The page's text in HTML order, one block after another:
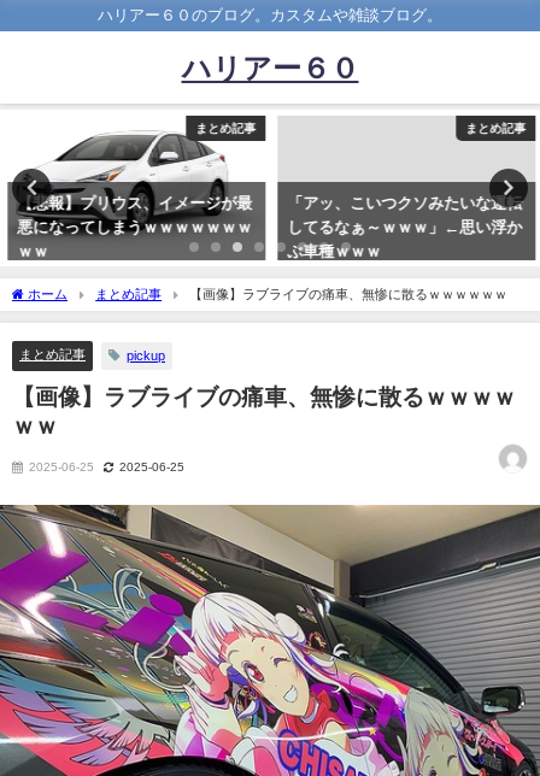
ハリアー６０のブログ。カスタムや雑談ブログ。
ハリアー６０
まとめ記事
【悲報】プリウス、イメージが最
悪になってしまうｗｗｗｗｗｗｗ
ｗｗ
まとめ記事
「アッ、こいつクソみたいな運転
してるなぁ～ｗｗｗ」←思い浮か
ぶ車種ｗｗｗ
ホーム まとめ記事 【画像】ラブライブの痛車、無惨に散るｗｗｗｗｗｗ
まとめ記事 pickup
【画像】ラブライブの痛車、無惨に散るｗｗｗｗ
ｗｗ
2025-06-25 2025-06-25